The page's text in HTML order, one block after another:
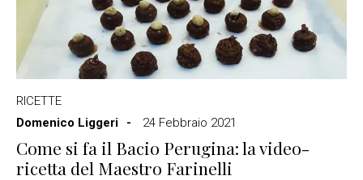
RICETTE
Domenico Liggeri
24 Febbraio 2021
Come si fa il Bacio Perugina: la video-
ricetta del Maestro Farinelli